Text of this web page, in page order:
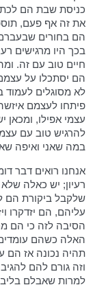
כניסת שבת הם
את זה אף פעם,
הם בחורים
בכך היו מרגישים
חיים טוב עם זה.
הם יסתכלו על
לא מסוגלים לעמוד
פיתחו לעצמם
עצמי אפילו, ומכאן
להרגיש טוב עם
במה שאני ואיפה
אנחנו רואים דבר
רעיון; יש כאלה
שלקבל ביקורת הם
עליהם, הם יזדקרו
הסיבה לזה כי הם
האלה כשהם
תהיה נכונה אז הם
וזה גורם להם
למרות שאבלם